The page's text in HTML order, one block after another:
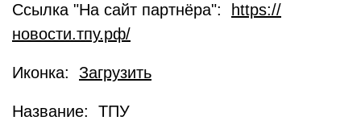
Ссылка "На сайт партнёра":
https://
новости.тпу.рф/
Иконка: Загрузить
Название: ТПУ